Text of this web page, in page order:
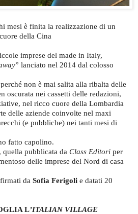
mesi è finita la realizzazione di un
della Cina
imprese del made in Italy,
” lanciato nel 2014 dal colosso
non è mai salita alla ribalta delle
oscurata nei cassetti delle redazioni,
nel ricco cuore della Lombardia
delle aziende coinvolte nel maxi
(e pubbliche) nei tanti mesi di
fatto capolino.
pubblicata da Class Editori per
delle imprese del Nord di casa
da Sofia Ferigoli e datati 20
L’ITALIAN VILLAGE